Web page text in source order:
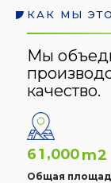
КАК МЫ
Мы
качество.
61 ,000m2
Общая